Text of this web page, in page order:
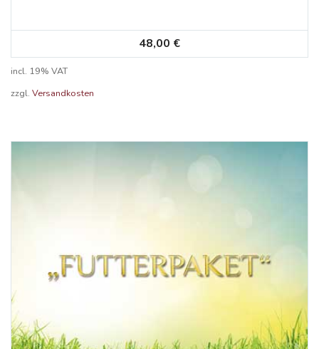
48,00 €
incl. 19% VAT
zzgl. Versandkosten